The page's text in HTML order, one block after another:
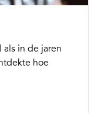
in de jaren
hoe